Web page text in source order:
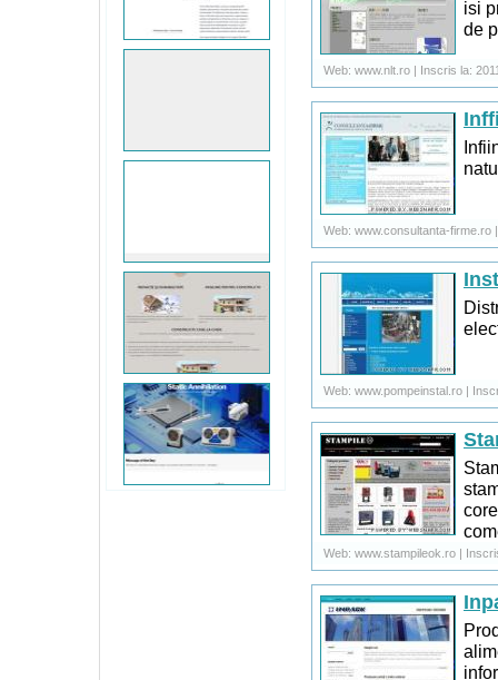
isi
de
Web: www.nlt.ro | Inscris la:
Web: www.consultanta-firme.ro
Web: www.pompeinstal.ro |
Web: www.stampileok.ro |